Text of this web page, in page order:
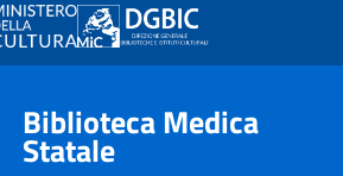
menu
Biblioteca Medica
Statale